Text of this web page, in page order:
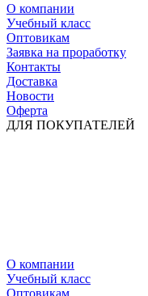
О компании
Учебный класс
Оптовикам
Заявка на проработку
Контакты
Доставка
Новости
Оферта
ДЛЯ ПОКУПАТЕЛЕЙ
О компании
Учебный класс
Оптовикам